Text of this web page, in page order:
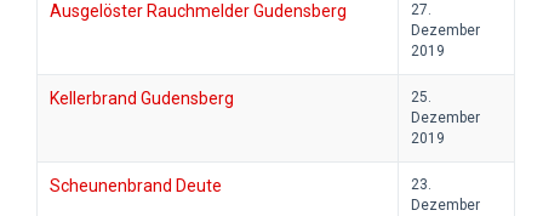
Ausgelöster Rauchmelder Gudensberg
27.
Dezember
2019
Kellerbrand Gudensberg
25.
Dezember
2019
Scheunenbrand Deute
23.
Dezember